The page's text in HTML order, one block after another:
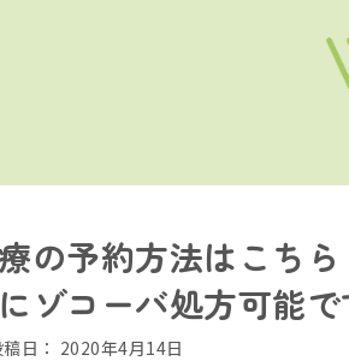
の予約方法はこち
ゾコーバ処方可能で
日： 2020年4月14日